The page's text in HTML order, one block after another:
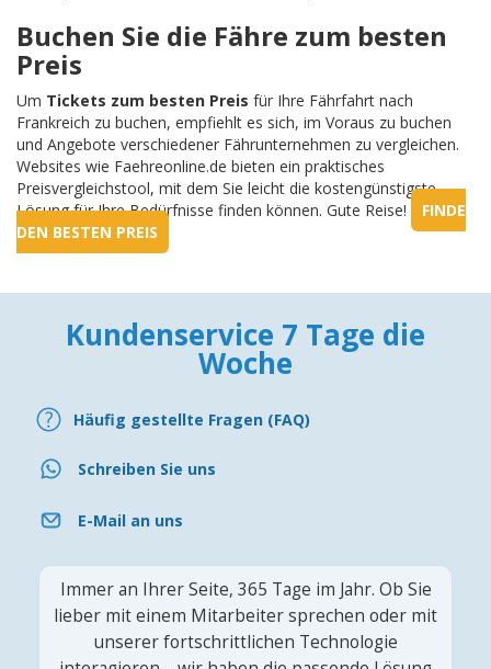
Buchen Sie die Fähre zum besten
Preis
Um Tickets zum besten Preis für Ihre Fährfahrt nach
Frankreich zu buchen, empfiehlt es sich, im Voraus zu buchen
und Angebote verschiedener Fährunternehmen zu vergleichen.
Websites wie Faehreonline.de bieten ein praktisches
Preisvergleichstool, mit dem Sie leicht die kostengünstigste
Lösung für Ihre Bedürfnisse finden können. Gute Reise!
FINDE
DEN BESTEN PREIS
Kundenservice 7 Tage die
Woche
Häufig gestellte Fragen (FAQ)
Schreiben Sie uns
E-Mail an uns
Immer an Ihrer Seite, 365 Tage im Jahr. Ob Sie
lieber mit einem Mitarbeiter sprechen oder mit
unserer fortschrittlichen Technologie